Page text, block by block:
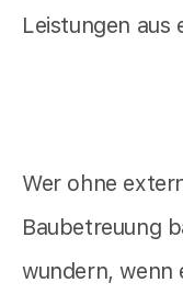
Leistungen aus
Wer ohne
Baubetreuung
wundern, wenn